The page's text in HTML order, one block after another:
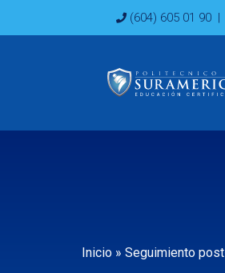
(604) 605 01 90
Inicio » Seguimiento